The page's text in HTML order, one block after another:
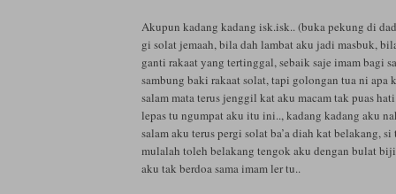
Akupun kadang kadang isk.isk.. (buka pekung di
gi solat jemaah, bila dah lambat aku jadi masbuk,
ganti rakaat yang tertinggal, sebaik saje imam bagi
sambung baki rakaat solat, tapi golongan tua ni apa
salam mata terus jenggil kat aku macam tak puas
lepas tu ngumpat aku itu ini.., kadang kadang aku
salam aku terus pergi solat ba’a diah kat belakang,
mulalah toleh belakang tengok aku dengan bulat
aku tak berdoa sama imam ler tu..